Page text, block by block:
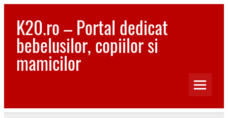
Skip
contentK20.ro – Portal dedicat
bebelusilor, copiilor si
mamicilor